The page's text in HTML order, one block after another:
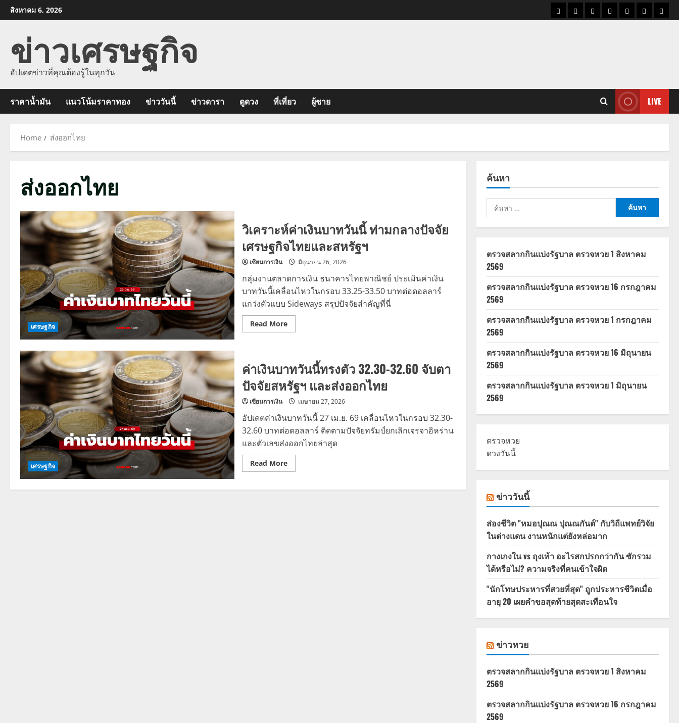
Skip
to
สิงหาคม 6, 2026
ราคาแนว
ข่าว
ข่าว
ดูด
ที่
ผู้ชา
ข่าวเศรษฐกิจ
อัปเดตข่าวที่คุณต้องรู้ในทุกวัน
ราคาน้ำมัน แนวโน้มราคาทอง ข่าววันนี้ ข่าวดารา ดูดวง ที่เที่ยว ผู้ชาย LIVE
Home ส่งออกไทย
ส่งออกไทย
เศรษฐกิจ
วิเคราะห์ค่าเงินบาทวันนี้ ท่ามกลางปัจจัย
เศรษฐกิจไทยและสหรัฐฯ
เซียนการเงิน มิถุนายน 26, 2026
กลุ่มงานตลาดการเงิน ธนาคารไทยพาณิชย์ ประเมินค่าเงิน
บาทวันนี้เคลื่อนไหวในกรอบ 33.25-33.50 บาทต่อดอลลาร์
แกว่งตัวแบบ Sideways สรุปปัจจัยสำคัญที่นี่
Read MoreRead
more
บาท
วัน
นี้
ท่ามกลาง
ปัจจัย
เศรษฐกิจ
และ
สหรัฐฯ
เศรษฐกิจ
ค่าเงินบาทวันนี้ทรงตัว 32.30-32.60 จับตา
ปัจจัยสหรัฐฯ และส่งออกไทย
เซียนการเงิน เมษายน 27, 2026
อัปเดตค่าเงินบาทวันนี้ 27 เม.ย. 69 เคลื่อนไหวในกรอบ 32.30-
32.60 บาทต่อดอลลาร์ ติดตามปัจจัยทรัมป์ยกเลิกเจรจาอิหร่าน
และตัวเลขส่งออกไทยล่าสุด
Read MoreRead
more
เงิน
ค้นหา
ค้นหา
สำหรับ:
ตรวจสลากกินแบ่งรัฐบาล ตรวจหวย 1 สิงหาคม
2569
ตรวจสลากกินแบ่งรัฐบาล ตรวจหวย 16 กรกฎาคม
2569
ตรวจสลากกินแบ่งรัฐบาล ตรวจหวย 1 กรกฎาคม
2569
ตรวจสลากกินแบ่งรัฐบาล ตรวจหวย 16 มิถุนายน
2569
ตรวจสลากกินแบ่งรัฐบาล ตรวจหวย 1 มิถุนายน
2569
ตรวจหวย
ดวงวันนี้
ข่าววันนี้
ส่องชีวิต "หมอปุณณ ปุณณกันต์" กับวิถีแพทย์วิจัย
ในต่างแดน งานหนักแต่ยังหล่อมาก
กางเกงใน vs ถุงเท้า อะไรสกปรกกว่ากัน ซักรวม
ได้หรือไม่? ความจริงที่คนเข้าใจผิด
"นักโทษประหารที่สวยที่สุด" ถูกประหารชีวิตเมื่อ
อายุ 20 เผยคำขอสุดท้ายสุดสะเทือนใจ
ข่าวหวย
ตรวจสลากกินแบ่งรัฐบาล ตรวจหวย 1 สิงหาคม
2569
ตรวจสลากกินแบ่งรัฐบาล ตรวจหวย 16 กรกฎาคม
2569